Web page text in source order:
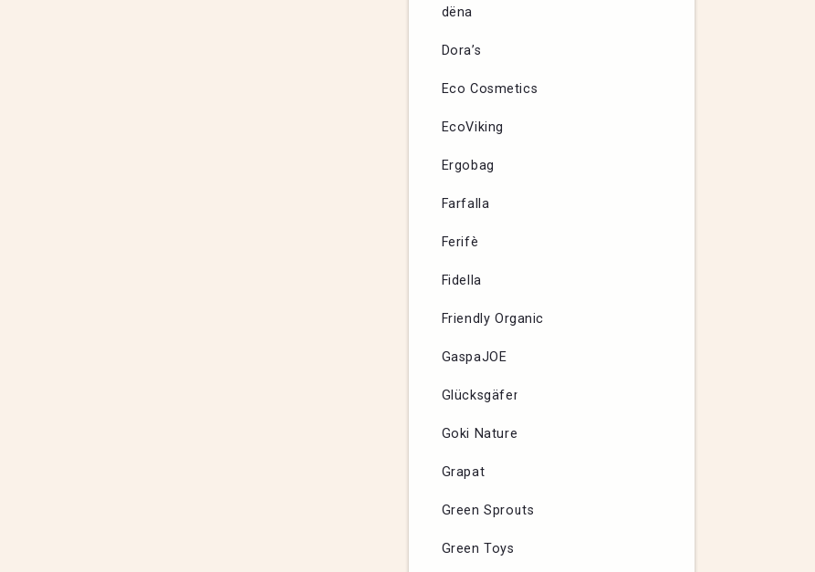
dëna
Dora’s
Eco Cosmetics
EcoViking
Ergobag
Farfalla
Ferifè
Fidella
Friendly Organic
GaspaJOE
Glücksgäfer
Goki Nature
Grapat
Green Sprouts
Green Toys